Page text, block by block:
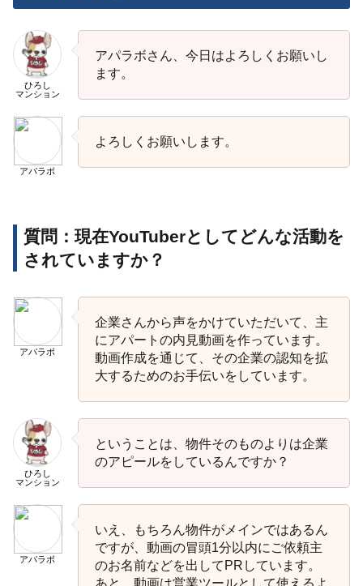
ひろし
マンション
アパラボさん、今日はよろしくお願いし
ます。
アパラボ
よろしくお願いします。
質問：現在YouTuberとしてどんな活動を
されていますか？
アパラボ
企業さんから声をかけていただいて、主
にアパートの内見動画を作っています。
動画作成を通じて、その企業の認知を拡
大するためのお手伝いをしています。
ひろし
マンション
ということは、物件そのものよりは企業
のアピールをしているんですか？
アパラボ
いえ、もちろん物件がメインではあるん
ですが、動画の冒頭1分以内にご依頼主
のお名前などを出してPRしています。
あと、動画は営業ツールとして使えるよ